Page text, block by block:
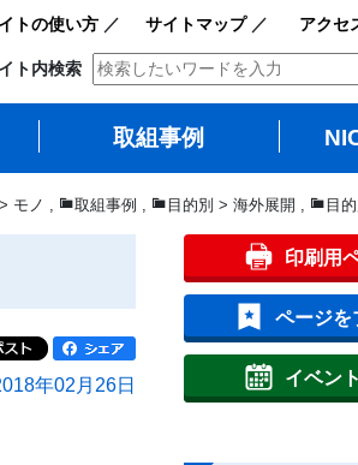
トの使い方／ サイトマップ／ アクセ
ト内検索
取組事例
モノ , 取組事例 , 目的別 > 海外展開 , 目
年02月26日
印刷用
ページを
イベン